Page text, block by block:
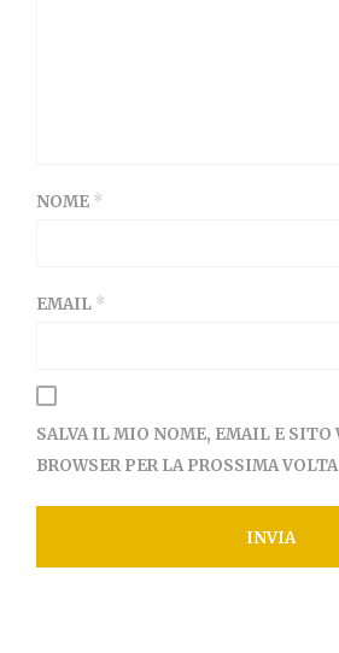
NOME *
EMAIL *
SALVA IL MIO NOME, EMAIL E SITO
BROWSER PER LA PROSSIMA